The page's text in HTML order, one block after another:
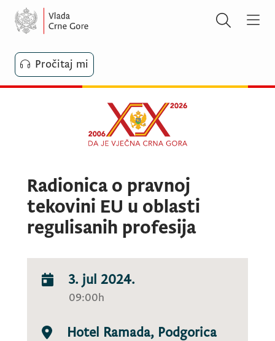
Pročitaj mi
Radionica o pravnoj
tekovini EU u oblasti
regulisanih profesija
3. jul 2024.
09:00h
Hotel Ramada, Podgorica